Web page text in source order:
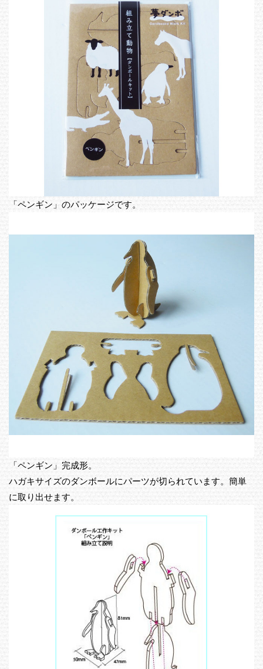
「ペンギン」のパッケージです。
「ペンギン」完成形。
ハガキサイズのダンボールにパーツが切られています。簡単
に取り出せます。